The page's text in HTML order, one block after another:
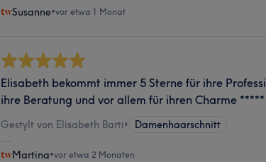
Susanne•vor etwa 1 Monat
Elisabeth bekommt immer 5 Sterne für ihre
ihre Beratung und vor allem für ihren Charme *****
Gestylt von Elisabeth Barti• Damenhaarschnitt
Martina•vor etwa 2 Monaten